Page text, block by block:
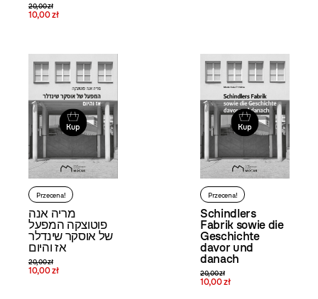
20,00 zł
10,00 zł
Kup
Przecena!
מריה אנה
פוטוצקה המפעל
של אוסקר שינדלר
אז והיום
20,00 zł
10,00 zł
Kup
Przecena!
Schindlers
Fabrik sowie die
Geschichte
davor und
danach
20,00 zł
10,00 zł